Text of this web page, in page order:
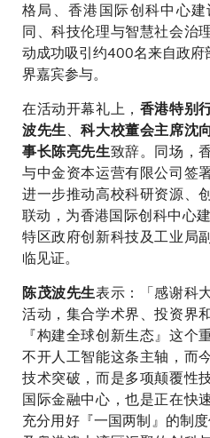
格局、香港国际创科中心
同、科技伦理与智慧社会治
动成功吸引约400名来自政府
界嘉宾参与。
在活动开幕礼上， 香港特别
波先生 、科大校董会主席沈
事长陈亮先生致辞。同场，
与中金资本运营有限公司签
进一步推动高校科研资源、
联动，为香港国际创科中心
特区政府创新科技及工业局
临见证。
陈茂波先生表示：「感谢科
活动，集合学术界、投资界
『构建全球创新生态』这个
不开人工智能这条主轴，而
技术突破，而是多项颠覆性
国际金融中心，也是正在快
充分用好『一国两制』的制